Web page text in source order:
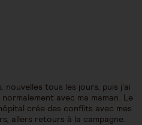
nouvelles tous les jours, puis j'ai
avec ma maman. Le
crée des conflits avec mes
allers retours à la campagne.